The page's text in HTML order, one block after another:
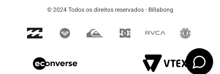
© 2024 Todos os direitos reservados - Billabong